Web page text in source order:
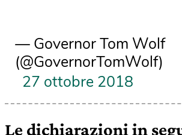
— Governor Tom Wolf
(@GovernorTomWolf)
27 ottobre 2018
Le dichiarazioni in